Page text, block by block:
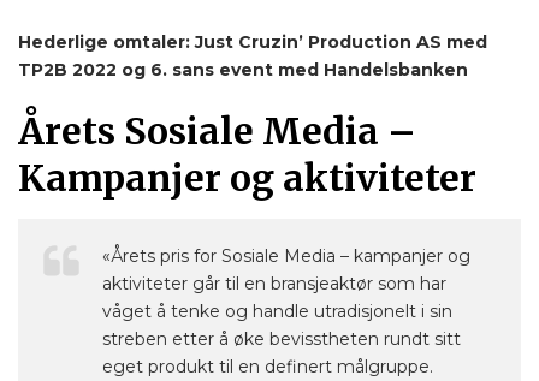
Hederlige omtaler: Just Cruzin’ Production AS med
TP2B 2022 og 6. sans event med Handelsbanken
Årets Sosiale Media –
Kampanjer og aktiviteter
«Årets pris for Sosiale Media – kampanjer og
aktiviteter går til en bransjeaktør som har
våget å tenke og handle utradisjonelt i sin
streben etter å øke bevisstheten rundt sitt
eget produkt til en definert målgruppe.